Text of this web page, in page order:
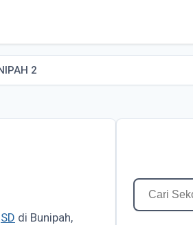
2
SD di Bunipah,